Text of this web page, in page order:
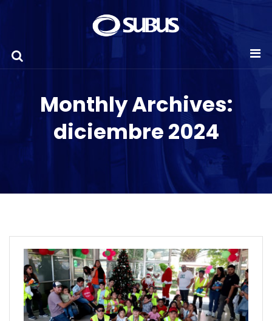
Monthly Archives:
diciembre 2024